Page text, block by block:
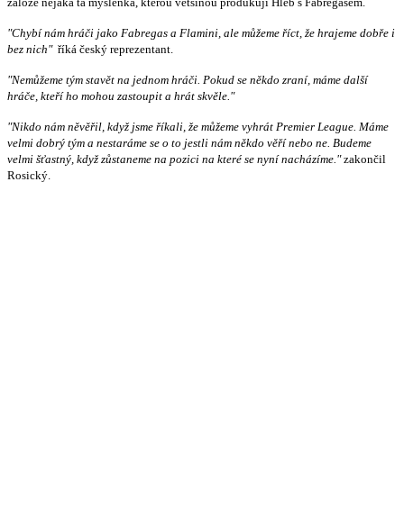
"Chybí nám hráči jako Fabregas a Flamini, ale můžeme říct, že hrajeme dobře i
bez nich" říká český reprezentant.
"Nemůžeme tým stavět na jednom hráči. Pokud se někdo zraní, máme další
hráče, kteří ho mohou zastoupit a hrát skvěle."
"Nikdo nám něvěřil, když jsme říkali, že můžeme vyhrát Premier League. Máme
velmi dobrý tým a nestaráme se o to jestli nám někdo věří nebo ne. Budeme
velmi šťastný, když zůstaneme na pozici na které se nyní nacházíme." zakončil
Rosický.